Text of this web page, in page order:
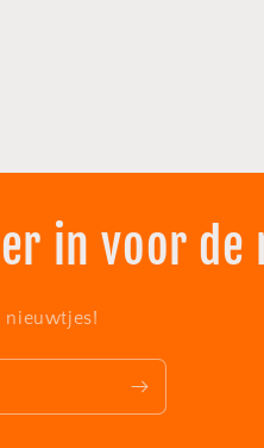
in voor
nieuwtjes!